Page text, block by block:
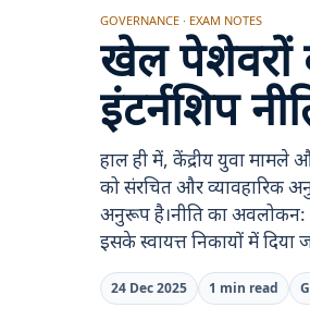
GOVERNANCE · EXAM NOTES
खेल पेशेवरों
इंटर्नशिप
हाल ही में, केंद्रीय युवा
को संरचित और व्यावहारिक
अनुरूप है।नीति का अवलोकन:
इसके स्वायत्त निकायों में
24 Dec 2025 1 min read